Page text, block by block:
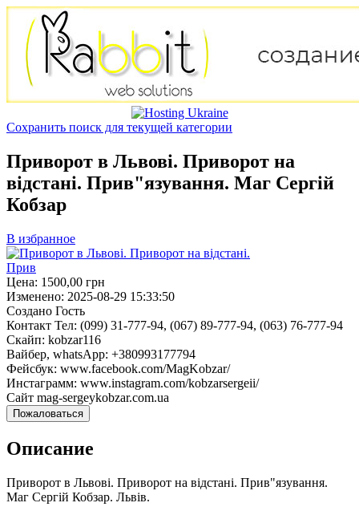
Сохранить поиск для текущей категории
Приворот в Львові. Приворот на
відстані. Прив"язування. Маг Сергій
Кобзар
В избранное
Цена: 1500,00 грн
Изменено: 2025-08-29 15:33:50
Создано Гость
Контакт Тел: (099) 31-777-94, (067) 89-777-94, (063) 76-777-94
Скайп: kobzar116
Вайбер, whatsApp: +380993177794
Фейсбук: www.facebook.com/MagKobzar/
Инстаграмм: www.instagram.com/kobzarsergeii/
Сайт mag-sergeykobzar.com.ua
Пожаловаться
Описание
Приворот в Львові. Приворот на відстані. Прив"язування.
Маг Сергій Кобзар. Львів.